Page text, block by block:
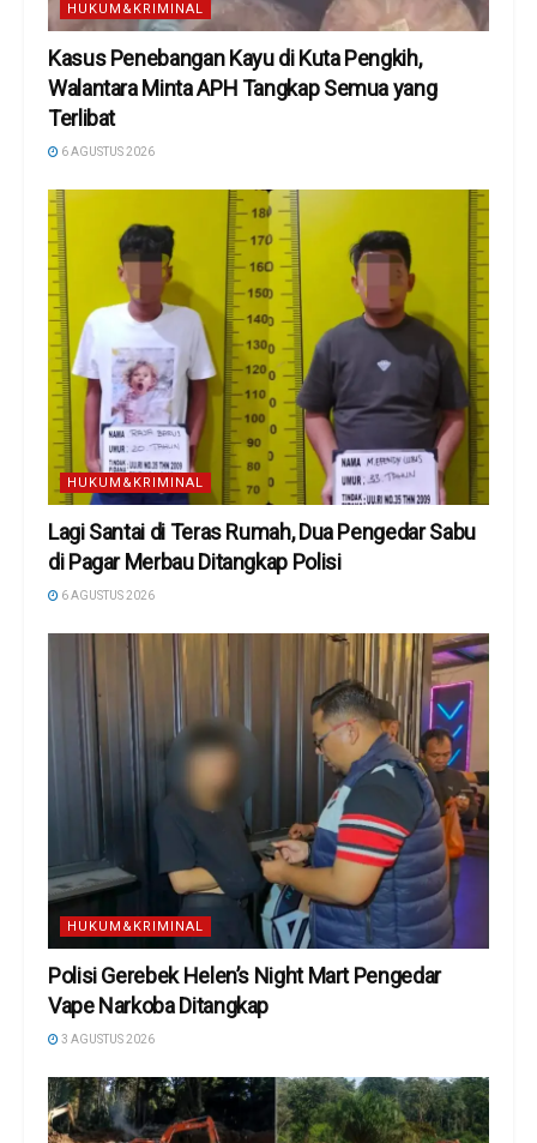
HUKUM&KRIMINAL
Kasus Penebangan Kayu di Kuta Pengkih,
Walantara Minta APH Tangkap Semua yang
Terlibat
6 AGUSTUS 2026
HUKUM&KRIMINAL
Lagi Santai di Teras Rumah, Dua Pengedar Sabu
di Pagar Merbau Ditangkap Polisi
6 AGUSTUS 2026
HUKUM&KRIMINAL
Polisi Gerebek Helen’s Night Mart Pengedar
Vape Narkoba Ditangkap
3 AGUSTUS 2026